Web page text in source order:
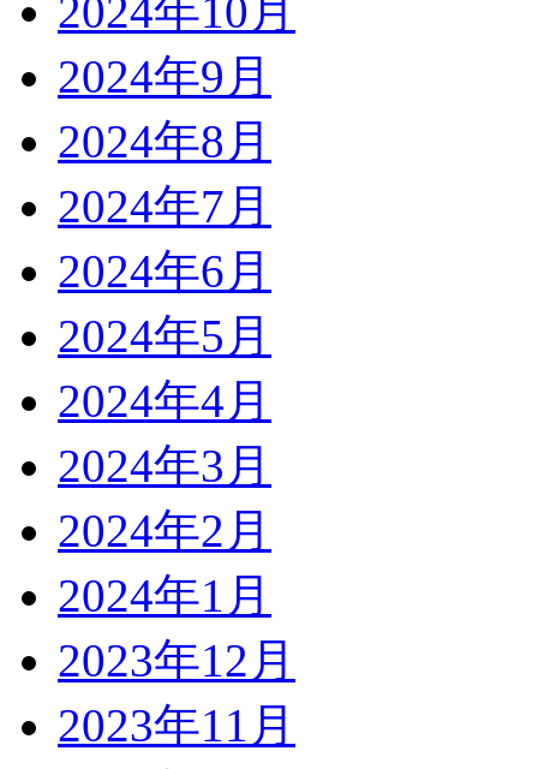
2024年10月
2024年9月
2024年8月
2024年7月
2024年6月
2024年5月
2024年4月
2024年3月
2024年2月
2024年1月
2023年12月
2023年11月